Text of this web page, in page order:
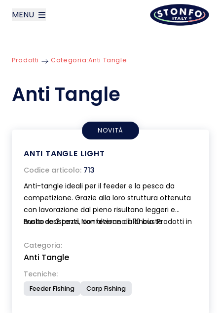
MENU
Prodotti
Contatti
Prodotti Categoria:Anti Tangle
Anti Tangle
NOVITÀ
ANTI TANGLE LIGHT
Codice articolo: 713
Anti-tangle ideali per il feeder e la pesca da
competizione. Grazie alla loro struttura ottenuta
con lavorazione dal pieno risultano leggeri e
molto resistenti. Non alterano il lancio. Prodotti in
Busta da 2 pezzi, confezione da 10 buste.
Categoria:
Anti Tangle
Tecniche:
Feeder Fishing Carp Fishing